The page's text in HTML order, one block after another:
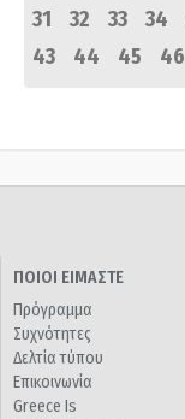
31
32 33 34
43
44 45 46
ΠΟΙΟΙ ΕΙΜΑΣΤΕ
Πρόγραμμα
Συχνότητες
Δελτία τύπου
Επικοινωνία
Greece Is